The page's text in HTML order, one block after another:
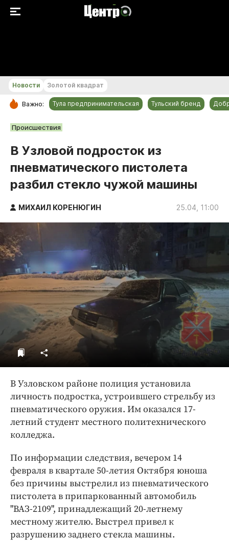
РУБРИКИ
Общество
Происшествия
Спорт
Тульский бренд
Тула предпринимательская
Голодный шпион
Новости Золотой квадрат
Важно: Тула предпринимательская Тульский бренд
Происшествия
В Узловой подросток из
пневматического пистолета
разбил стекло чужой машины
МИХАИЛ КОРЕНЮГИН 25.04, 11:00
В Узловском районе полиция установила
личность подростка, устроившего стрельбу из
пневматического оружия. Им оказался 17-
летний студент местного политехнического
колледжа.
По информации следствия, вечером 14
февраля в квартале 50-летия Октября юноша
без причины выстрелил из пневматического
пистолета в припаркованный автомобиль
"ВАЗ-2109", принадлежащий 20-летнему
местному жителю. Выстрел привел к
разрушению заднего стекла машины.